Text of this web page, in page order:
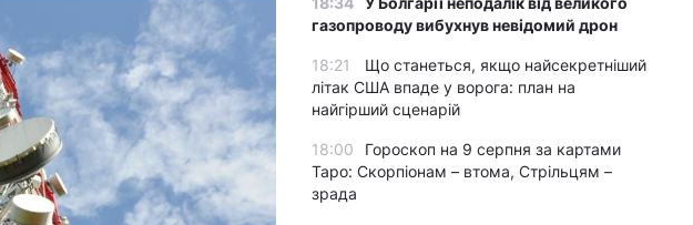
газопроводу вибухнув невідомий дрон
18:21
Що станеться, якщо найсекретніший
літак США впаде у ворога: план на
найгірший сценарій
18:00
Гороскоп на 9 серпня за картами
Таро: Скорпіонам – втома, Стрільцям –
зрада